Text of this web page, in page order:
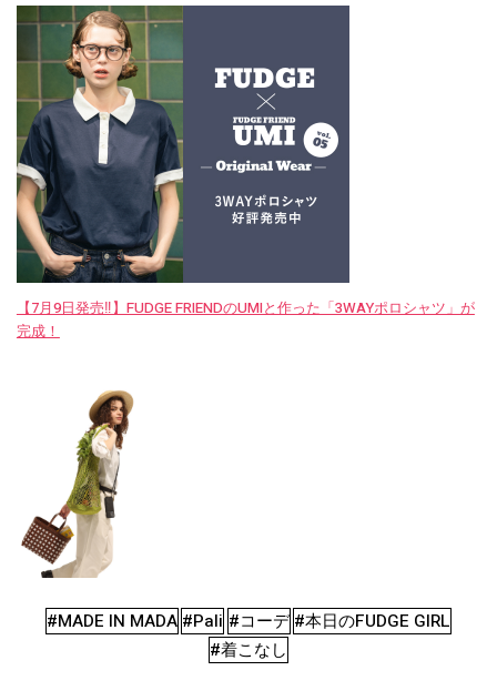
【7月9日発売‼︎】FUDGE FRIENDのUMIと作った「3WAYポロシャツ」が
完成！
#MADE IN MADA #Pali #コーデ #本日のFUDGE GIRL
#着こなし